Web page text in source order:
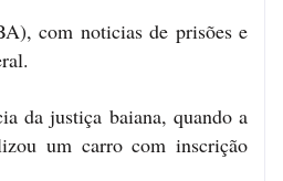
com noticias de prisões e
da justiça baiana, quando a
um carro com inscrição